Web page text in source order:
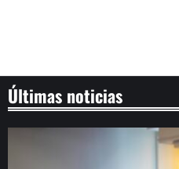
Últimas noticias